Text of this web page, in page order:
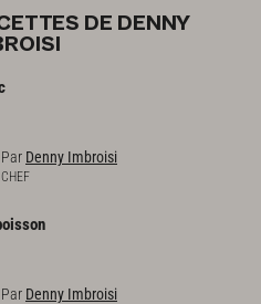
DE DENNY
Par Denny Imbroisi
CHEF
Par Denny Imbroisi